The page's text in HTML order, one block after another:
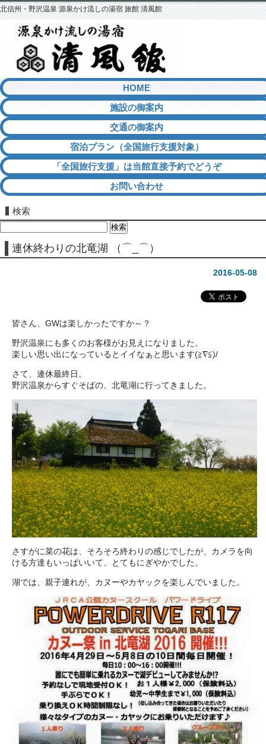
北信州・野沢温泉 源泉かけ流しの湯宿 旅館 清風館
HOME
施設の御案内
交通の御案内
宿泊プラン（全国旅行支援対象）
「全国旅行支援」は当館直接予約でどうぞ
お問い合わせ
検索
連休終わりの北竜湖 （⌒_⌒）
2016-05-08
皆さん、GWは楽しかったですか～？
野沢温泉にも多くのお客様がお見えになりました。
楽しい思い出になっているとイイなぁと思います(≧∇≦)/
さて、連休最終日。
野沢温泉からすぐそばの、北竜湖に行ってきました。
さすがに菜の花は、そろそろ終わりの感じでしたが、カメラを向
ける方達もいっぱいいて、とてもにぎやかでした。
湖では、親子連れが、カヌーやカヤックを楽しんでいました。